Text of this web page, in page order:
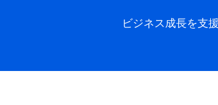
ビジネス成長を支